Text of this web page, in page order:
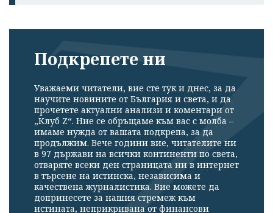
Подкрепете ни
Уважаеми читатели, вие сте тук и днес, за да
научите новините от България и света, и да
прочетете актуални анализи и коментари от
„Клуб Z“. Ние се обръщаме към вас с молба –
имаме нужда от вашата подкрепа, за да
продължим. Вече години вие, читателите ни
в 97 държави на всички континенти по света,
отваряте всеки ден страницата ни в интернет
в търсене на истинска, независима и
качествена журналистика. Вие можете да
допринесете за нашия стремеж към
истината, неприкривана от финансови